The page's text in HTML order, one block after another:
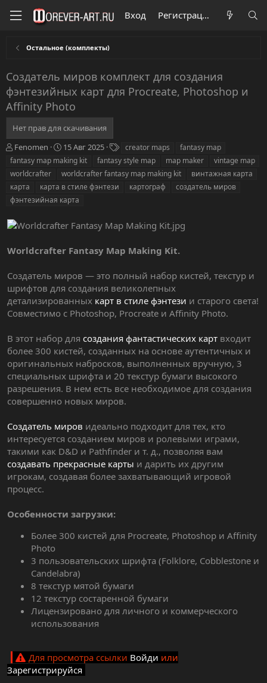
Вход Регистрация
Остальное (комплекты)
Создатель миров комплект для создания
фэнтезийных карт для Procreate, Photoshop и
Affinity Photo
Нет прав для скачивания
А
в
о
р
Fenomen
Д
а
а
с
о
д
и
15 Авг 2025
е
и
creator maps
fantasy map
fantasy map making kit
fantasy style map map maker
vintage map
worldcrafter
worldcrafter fantasy map making kit
винтажная карта
карта
карта в стиле фэнтези картограф
создатель миров
фэнтезийная карта
Worldcrafter Fantasy Map Making Kit.
Создатель миров — это полный набор кистей, текстур и
шрифтов для создания великолепных
детализированных карт в стиле фэнтези и старого света!
Совместимо с Photoshop, Procreate и Affinity Photo.
В этот набор для создания фантастических карт входит
более 300 кистей, созданных на основе аутентичных и
оригинальных набросков, выполненных вручную, 3
специальных шрифта и 20 текстур бумаги высокого
разрешения. В нем есть все необходимое для создания
совершенно новых миров.
Создатель миров идеально подходит для тех, кто
интересуется созданием миров и ролевыми играми,
такими как D&D и Pathfinder и т. д., позволяя вам
создавать прекрасные карты и дарить их другим
игрокам, создавая более захватывающий игровой
процесс.
Особенности загрузки:
Более 300 кистей для Procreate, Photoshop и Affinity
Photo
3 пользовательских шрифта (Folklore, Cobblestone и
Candelabra)
8 текстур мятой бумаги
12 текстур состаренной бумаги
Лицензировано для личного и коммерческого
использования
Для просмотра ссылки Войди или
Зарегистрируйся